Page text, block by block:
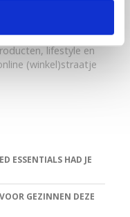
vol
op het gebied van
lifestyle en
(winkel)straatje
ESSENTIALS HAD JE
GEZINNEN DEZE